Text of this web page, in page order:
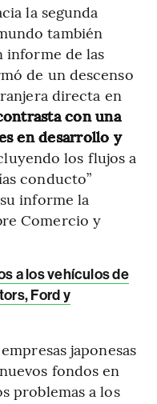
la segunda
también
informe de las
de un descenso
directa en
con una
en desarrollo y
los flujos a
conducto”
informe la
Comercio y
a los vehículos de
Ford y
japonesas
fondos en
problemas a los